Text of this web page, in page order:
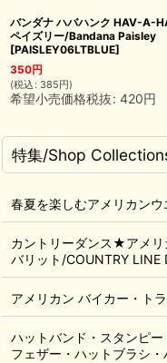
バンダナ ハバハンク HAV-A-
ペイズリー/Bandana Paisley
[PAISLEY06LTBLUE]
350円
(税込 : 385円)
希望小売価格税抜: 420円
特集/Shop
春夏を楽しむアメリカン
カントリーダンス★アメリ
バリット/COUNTRY LINE
アメリカン バイカー・ト
ハットバンド・スタンピ
フェザー・ハットブラシ